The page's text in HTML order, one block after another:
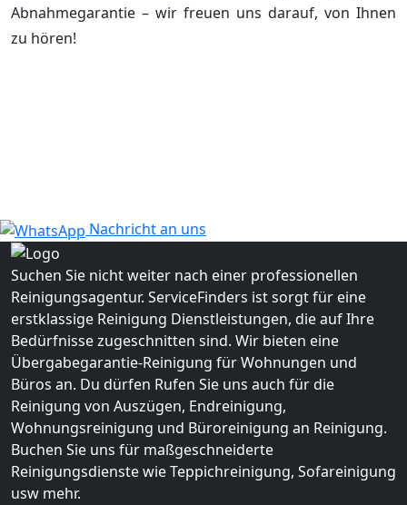
Abnahmegarantie – wir freuen uns darauf, von Ihnen
zu hören!
Nachricht an uns
Suchen Sie nicht weiter nach einer professionellen
Reinigungsagentur. ServiceFinders ist sorgt für eine
erstklassige Reinigung Dienstleistungen, die auf Ihre
Bedürfnisse zugeschnitten sind. Wir bieten eine
Übergabegarantie-Reinigung für Wohnungen und
Büros an. Du dürfen Rufen Sie uns auch für die
Reinigung von Auszügen, Endreinigung,
Wohnungsreinigung und Büroreinigung an Reinigung.
Buchen Sie uns für maßgeschneiderte
Reinigungsdienste wie Teppichreinigung, Sofareinigung
usw mehr.